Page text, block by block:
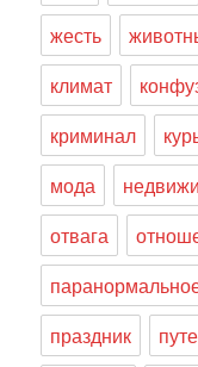
жесть
климат
криминал
мода
отвага
праздник